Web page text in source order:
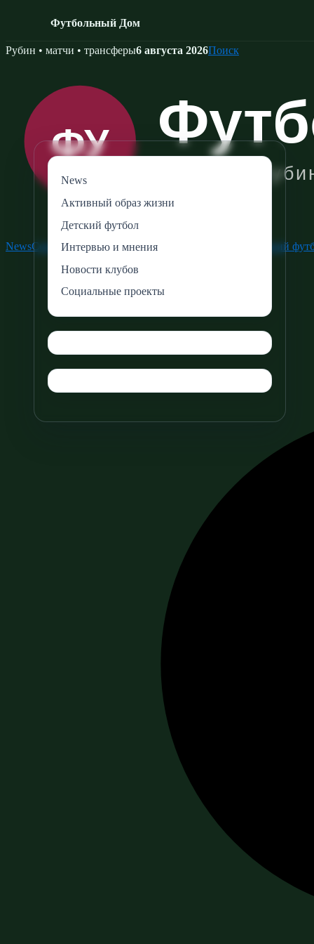
Футбольный Дом
Skip
Рубин • матчи • трансферы6 августа 2026Поиск
NewsСоциальные проектыАктивный образ жизни Детский
News
Активный образ жизни
Детский футбол
Интервью и мнения
Новости клубов
Социальные проекты